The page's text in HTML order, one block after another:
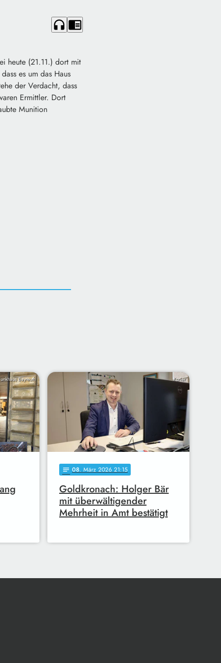
headphones chrome_reader_mode
heute (21.11.) dort mit
es um das Haus
der Verdacht, dass
Ermittler. Dort
Munition
Bayreuth Kurier
notes 08. März 2026 21:15
Goldkronach: Holger Bär
mit überwältigender
Mehrheit in Amt bestätigt